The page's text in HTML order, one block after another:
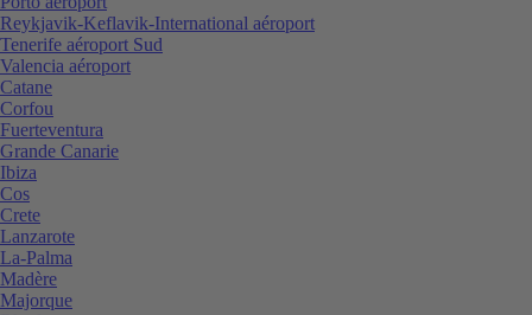
Reykjavik-Keflavik-International aéroport
Tenerife aéroport Sud
Valencia aéroport
Catane
Corfou
Fuerteventura
Grande Canarie
Ibiza
Cos
Crete
Lanzarote
La-Palma
Madère
Majorque